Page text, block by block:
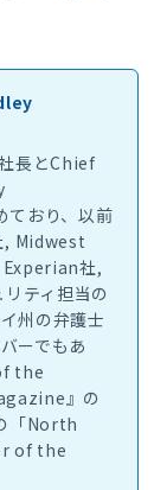
長とChief
ており、以前
Midwest
社,
ティ担当の
州の弁護士
ーでもあ
the
』の
「North
of the